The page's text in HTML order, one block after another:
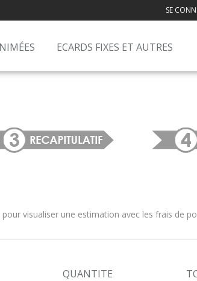
SE
ECARDS FIXES ET AUTRES
visualiser une estimation avec les frais de
QUANTITE